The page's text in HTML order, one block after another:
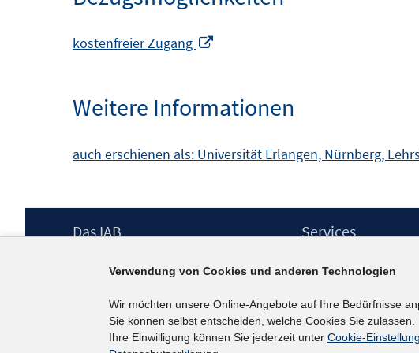
kostenfreier Zugang
öffnen
Weitere Informationen
auch erschienen als: Universität Erlangen, Nürnberg,
Footer
Das IAB
Berufsforschung (IAB) – unser Leitbild
Institutsleitung
Graduiertenprogramm
Befragungen
Services
IAB-Newsletter
Kontakt
Verwendung von Cookies und anderen Technologien
Wir möchten unsere Online-Angebote auf Ihre Bedürfnisse
Sie können selbst entscheiden, welche Cookies Sie zulassen.
Ihre Einwilligung können Sie jederzeit unter Cookie-